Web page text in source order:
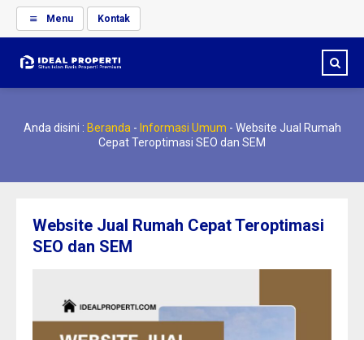
Menu Kontak
Anda disini : Beranda - Informasi Umum - Website Jual Rumah
Cepat Teroptimasi SEO dan SEM
Website Jual Rumah Cepat Teroptimasi
SEO dan SEM